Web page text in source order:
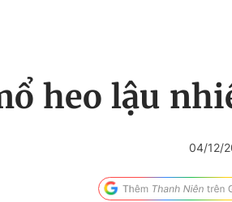
heo lậu
04/12/